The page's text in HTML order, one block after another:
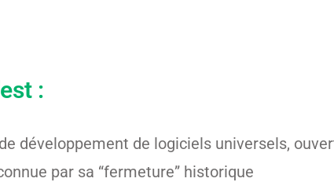
:
développement de logiciels universels,
par sa “fermeture” historique